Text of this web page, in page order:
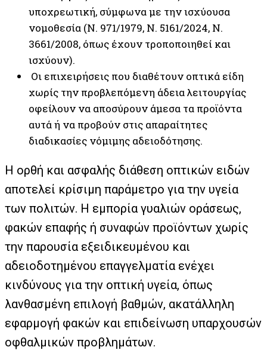
υποχρεωτική, σύμφωνα με την ισχύουσα
νομοθεσία (Ν. 971/1979, Ν. 5161/2024, Ν.
3661/2008, όπως έχουν τροποποιηθεί και
ισχύουν).
Οι επιχειρήσεις που διαθέτουν οπτικά είδη
χωρίς την προβλεπόμενη άδεια λειτουργίας
οφείλουν να αποσύρουν άμεσα τα προϊόντα
αυτά ή να προβούν στις απαραίτητες
διαδικασίες νόμιμης αδειοδότησης.
Η ορθή και ασφαλής διάθεση οπτικών ειδών
αποτελεί κρίσιμη παράμετρο για την υγεία
των πολιτών. Η εμπορία γυαλιών οράσεως,
φακών επαφής ή συναφών προϊόντων χωρίς
την παρουσία εξειδικευμένου και
αδειοδοτημένου επαγγελματία ενέχει
κινδύνους για την οπτική υγεία, όπως
λανθασμένη επιλογή βαθμών, ακατάλληλη
εφαρμογή φακών και επιδείνωση υπαρχουσών
οφθαλμικών προβλημάτων.